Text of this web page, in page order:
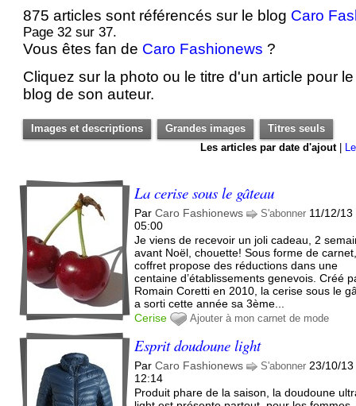
875 articles sont référencés sur le blog Caro
Page 32 sur 37.
Vous êtes fan de Caro Fashionews ?
Cliquez sur la photo ou le titre d'un article pour
blog de son auteur.
Images et descriptions Grandes images
Titres seuls
Les articles par date d'ajout|
La cerise sous le gâteau
ParCaro Fashionews S'abonner 11/12/13
05:00
Je viens de recevoir un joli cadeau, 2
avant Noël, chouette! Sous forme de
coffret propose des réductions dans une
centaine d’établissements genevois. Créé
Romain Coretti en 2010, la cerise sous le
a sorti cette année sa 3ème...
Cerise
Ajouter à mon carnet de mode
Esprit doudoune light
ParCaro Fashionews S'abonner 23/10/13
12:14
Produit phare de la saison, la doudoune